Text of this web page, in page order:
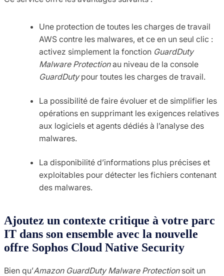
Une protection de toutes les charges de travail
AWS contre les malwares, et ce en un seul clic :
activez simplement la fonction GuardDuty
Malware Protectionau niveau de la console
GuardDutypour toutes les charges de travail.
La possibilité de faire évoluer et de simplifier les
opérations en supprimant les exigences relatives
aux logiciels et agents dédiés à l’analyse des
malwares.
La disponibilité d’informations plus précises et
exploitables pour détecter les fichiers contenant
des malwares.
Ajoutez un contexte critique à votre parc
IT dans son ensemble avec la nouvelle
offre Sophos Cloud Native Security
Bien qu’Amazon GuardDuty Malware Protectionsoit un